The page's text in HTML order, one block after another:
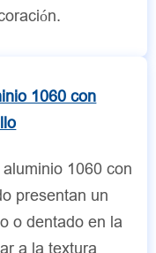
1060 con
1060 con
presentan un
o dentado en la
a la textura